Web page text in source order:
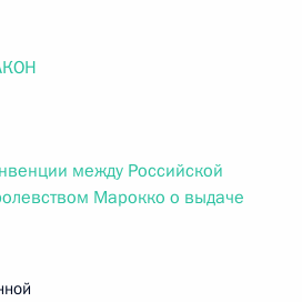
между Российской
Марокко о выдаче